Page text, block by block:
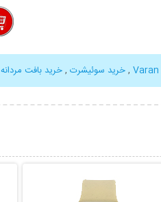
,خرید سوئیشرت ,خرید بافت مردانه